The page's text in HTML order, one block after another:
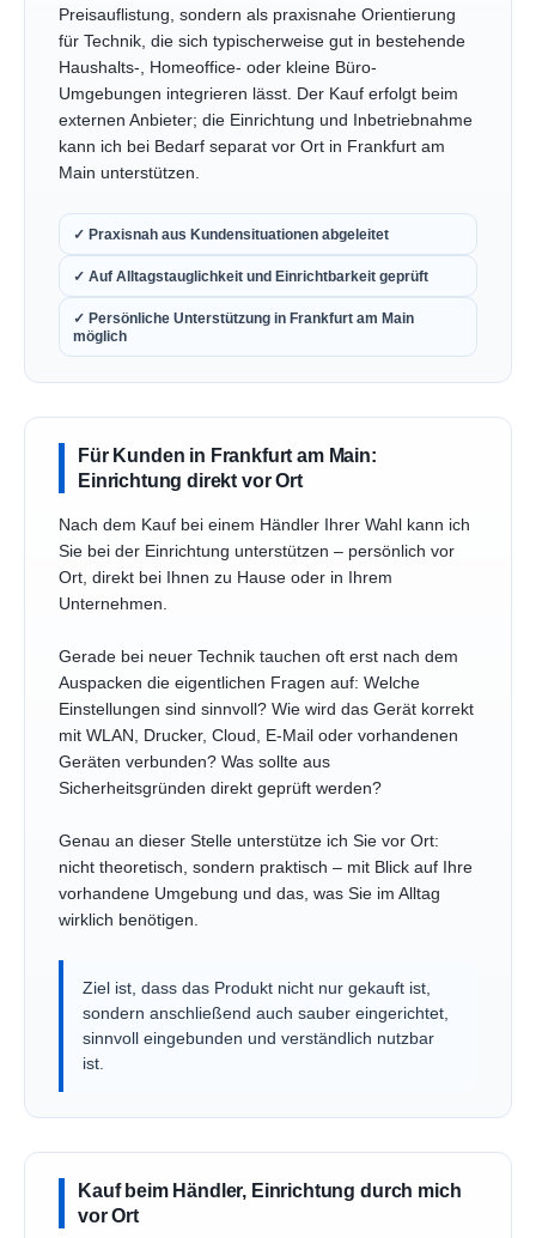
Preisauflistung, sondern als praxisnahe Orientierung
für Technik, die sich typischerweise gut in bestehende
Haushalts-, Homeoffice- oder kleine Büro-
Umgebungen integrieren lässt. Der Kauf erfolgt beim
externen Anbieter; die Einrichtung und Inbetriebnahme
kann ich bei Bedarf separat vor Ort in Frankfurt am
Main unterstützen.
✓ Praxisnah aus Kundensituationen abgeleitet
✓ Auf Alltagstauglichkeit und Einrichtbarkeit geprüft
✓ Persönliche Unterstützung in Frankfurt am Main
möglich
Für Kunden in Frankfurt am Main:
Einrichtung direkt vor Ort
Nach dem Kauf bei einem Händler Ihrer Wahl kann ich
Sie bei der Einrichtung unterstützen – persönlich vor
Ort, direkt bei Ihnen zu Hause oder in Ihrem
Unternehmen.
Gerade bei neuer Technik tauchen oft erst nach dem
Auspacken die eigentlichen Fragen auf: Welche
Einstellungen sind sinnvoll? Wie wird das Gerät korrekt
mit WLAN, Drucker, Cloud, E-Mail oder vorhandenen
Geräten verbunden? Was sollte aus
Sicherheitsgründen direkt geprüft werden?
Genau an dieser Stelle unterstütze ich Sie vor Ort:
nicht theoretisch, sondern praktisch – mit Blick auf Ihre
vorhandene Umgebung und das, was Sie im Alltag
wirklich benötigen.
Ziel ist, dass das Produkt nicht nur gekauft ist,
sondern anschließend auch sauber eingerichtet,
sinnvoll eingebunden und verständlich nutzbar
ist.
Kauf beim Händler, Einrichtung durch mich
vor Ort